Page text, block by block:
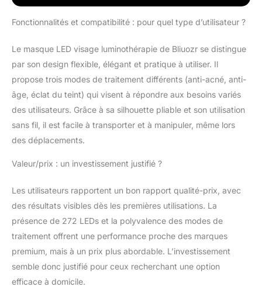
masque de luminothérapie est fabriqué à
d'irradiation de la lumière et d'un matériau
en silicone alimentaire de haute qualité, qui
est très flexible et confortable, vous
apportant un confort sans précédent.
Adapté à tous les types de peau, il apaise
l'inflammation, favorise la régénération de
la peau et laisse la peau ferme et
translucide. 【Technologie Innovante】
d'énergie de 46mw/cm, l'instrument de
avantages de la lumière pour offrir un
traitement de beauté complet et
personnalisé pour le visage. 240 puces
LED sont réparties uniformément sur la
surface de l'instrument, offrant une
couverture complète et une distribution
uniforme de la lumière sur le visage pour
un éclat radieux. 【Facile à utiliser】Le
masque de luminothérapie offre 3 modes
Fonctionnalités et compatibilité : pour quel type d’utilisateur ?
Le masque LED visage luminothérapie de Bliuozr se distingue
par son design flexible, élégant et pratique à utiliser. Il
propose trois modes de traitement différents (anti-acné, anti-
âge, éclat du teint) qui visent à répondre aux besoins variés
des utilisateurs. Grâce à sa silhouette pliable et son utilisation
sans fil, il est facile à transporter et à manipuler, même lors
des déplacements.
Valeur/prix : un investissement justifié ?
Les utilisateurs rapportent un bon rapport qualité-prix, avec
des résultats visibles dès les premières utilisations. La
présence de 272 LEDs et la polyvalence des modes de
traitement offrent une performance proche des marques
premium, mais à un prix plus abordable. L’investissement
semble donc justifié pour ceux recherchant une option
efficace à domicile.